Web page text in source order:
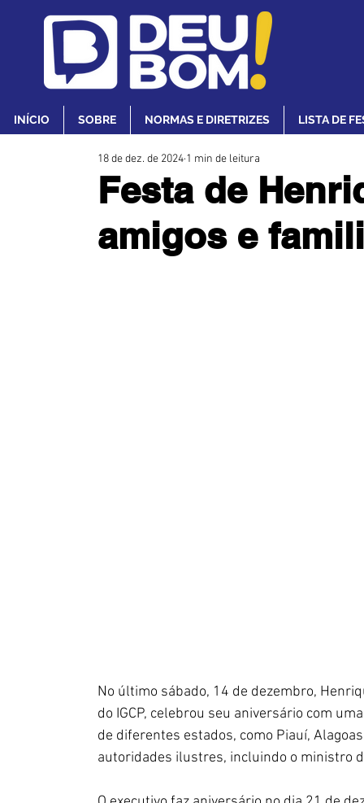
INÍCIO SOBRE NORMAS E DIRETRIZES LISTA DE
Festa de
amigos e
18 de dez. de 2024 1 min de leitura
No último sábado, 14 de dezembro,
do IGCP, celebrou seu aniversário com
de diferentes estados, como Piauí,
autoridades ilustres, incluindo o ministro